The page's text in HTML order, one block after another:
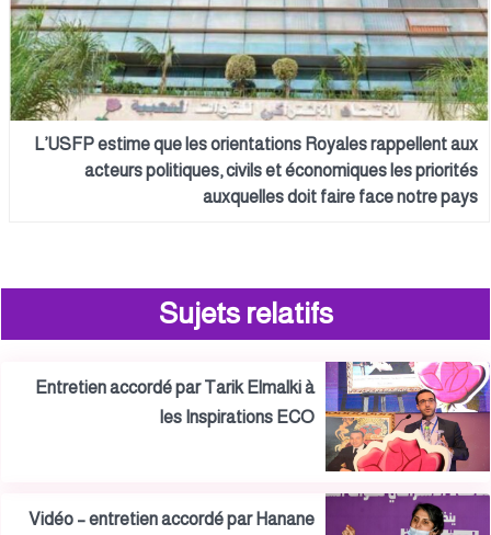
L’USFP estime que les orientations Royales rappellent aux
acteurs politiques, civils et économiques les priorités
auxquelles doit faire face notre pays
Sujets relatifs
Entretien accordé par Tarik Elmalki à
les Inspirations ECO
Vidéo – entretien accordé par Hanane